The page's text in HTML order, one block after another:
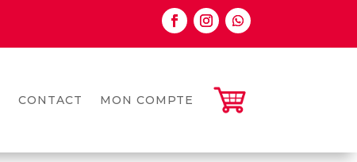
CONTACT MON COMPTE